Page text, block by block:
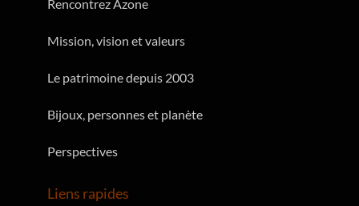
Liens rapides
Rencontrez Azone
Mission, vision et valeurs
Le patrimoine depuis 2003
Bijoux, personnes et planète
Perspectives